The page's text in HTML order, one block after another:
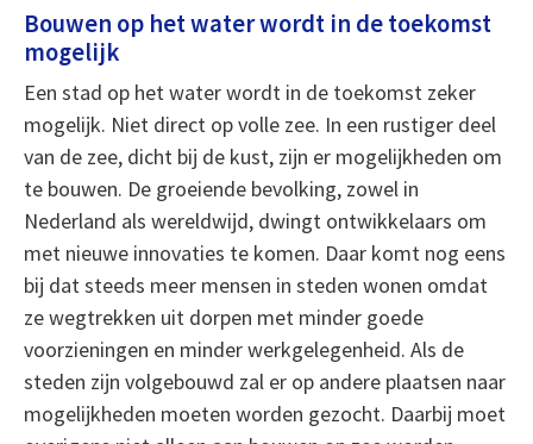
Bouwen op het water wordt in de toekomst
mogelijk
Een stad op het water wordt in de toekomst zeker
mogelijk. Niet direct op volle zee. In een rustiger deel
van de zee, dicht bij de kust, zijn er mogelijkheden om
te bouwen. De groeiende bevolking, zowel in
Nederland als wereldwijd, dwingt ontwikkelaars om
met nieuwe innovaties te komen. Daar komt nog eens
bij dat steeds meer mensen in steden wonen omdat
ze wegtrekken uit dorpen met minder goede
voorzieningen en minder werkgelegenheid. Als de
steden zijn volgebouwd zal er op andere plaatsen naar
mogelijkheden moeten worden gezocht. Daarbij moet